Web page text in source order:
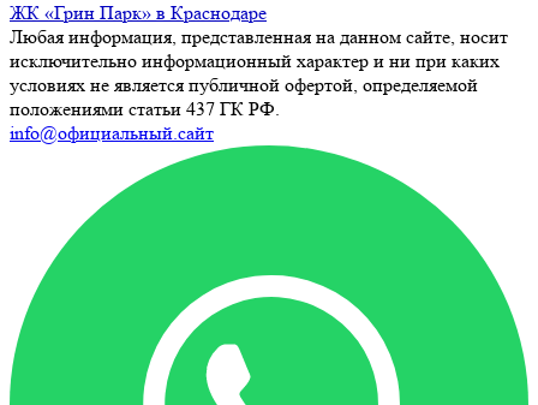
ЖК «Грин Парк» в Краснодаре
Любая информация, представленная на данном сайте, носит
исключительно информационный характер и ни при каких
условиях не является публичной офертой, определяемой
положениями статьи 437 ГК РФ.
info@официальный.сайт